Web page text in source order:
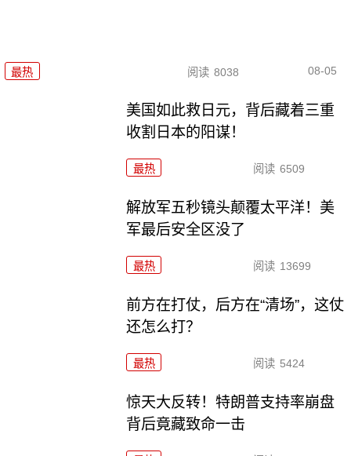
最热 阅读 8038 08-05
美国如此救日元，背后藏着三重
收割日本的阳谋！
最热 阅读 6509
解放军五秒镜头颠覆太平洋！美
军最后安全区没了
最热 阅读 13699
前方在打仗，后方在“清场”，这仗
还怎么打？
最热 阅读 5424
惊天大反转！特朗普支持率崩盘
背后竟藏致命一击